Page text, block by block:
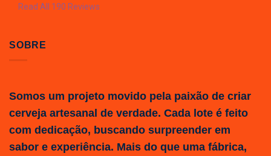
Read All 190 Reviews
SOBRE
Somos um projeto movido pela paixão de criar
cerveja artesanal de verdade. Cada lote é feito
com dedicação, buscando surpreender em
sabor e experiência. Mais do que uma fábrica,